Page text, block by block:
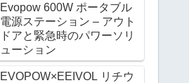
Evopow 600W ポータブル
電源ステーション – アウト
ドアと緊急時のパワーソリ
ューション
EVOPOW×EEIVOL リチウ